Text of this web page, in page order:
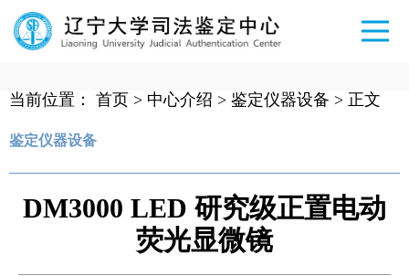
当前位置： 首页 > 中心介绍 > 鉴定仪器设备 > 正文
鉴定仪器设备
DM3000 LED 研究级正置电动
荧光显微镜